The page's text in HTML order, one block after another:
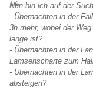
Nun bin ich auf der
- Übernachten in der
3h mehr, wobei der
lange ist?
- Übernachten in der
Lamsenscharte zum
- Übernachten in der
absteigen?